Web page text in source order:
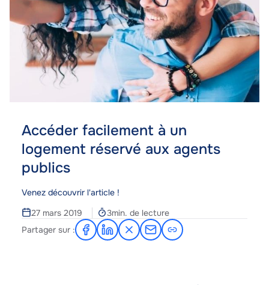
Accéder facilement à un
logement réservé aux agents
publics
Corps
Venez découvrir l'article !
27 mars 2019
Temps
de
lecture
3min. de lecture
Partager sur :
Partager
sur
Partager
sur
Partager
sur
Partager
par